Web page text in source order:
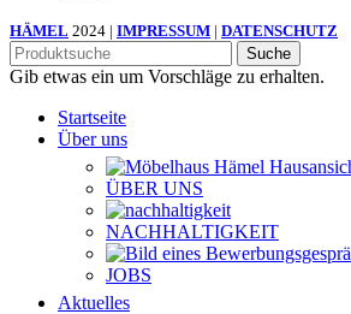
HÄMEL 2024 | IMPRESSUM | DATENSCHUTZ
Suche
Gib etwas ein um Vorschläge zu erhalten.
Startseite
Über uns
ÜBER UNS
NACHHALTIGKEIT
JOBS
Aktuelles